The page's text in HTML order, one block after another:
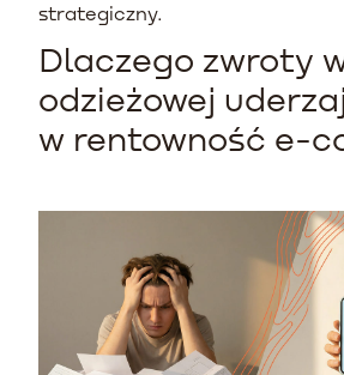
strategiczny.
Dlaczego zwroty
odzieżowej
w rentowność e-